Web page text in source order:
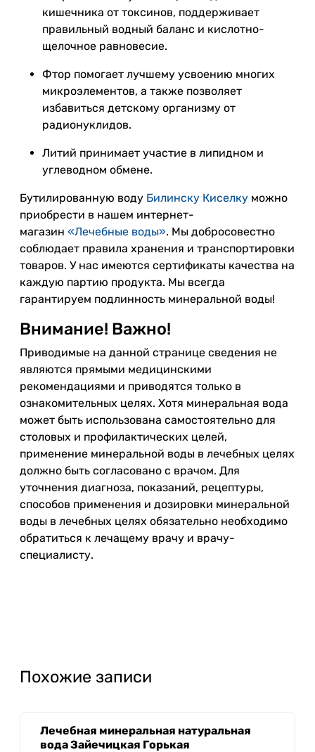
кишечника от токсинов, поддерживает
правильный водный баланс и кислотно-
щелочное равновесие.
Фтор помогает лучшему усвоению многих
микроэлементов, а также позволяет
избавиться детскому организму от
радионуклидов.
Литий принимает участие в липидном и
углеводном обмене.
Бутилированную воду Билинску Киселку можно
приобрести в нашем интернет-
магазин «Лечебные воды». Мы добросовестно
соблюдает правила хранения и транспортировки
товаров. У нас имеются сертификаты качества на
каждую партию продукта. Мы всегда
гарантируем подлинность минеральной воды!
Внимание! Важно!
Приводимые на данной странице сведения не
являются прямыми медицинскими
рекомендациями и приводятся только в
ознакомительных целях. Хотя минеральная вода
может быть использована самостоятельно для
столовых и профилактических целей,
применение минеральной воды в лечебных целях
должно быть согласовано с врачом. Для
уточнения диагноза, показаний, рецептуры,
способов применения и дозировки минеральной
воды в лечебных целях обязательно необходимо
обратиться к лечащему врачу и врачу-
специалисту.
Похожие записи
Лечебная минеральная натуральная
вода Зайечицкая Горькая